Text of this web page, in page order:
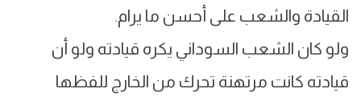
القيادة والشعب على أحسن ما يرام.
ولو كان الشعب السوداني يكره قيادته ولو أن
قيادته كانت مرتهنة تحرك من الخارج للفظها